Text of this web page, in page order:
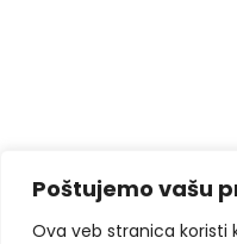
Poštujemo vašu
Ova veb stranica koristi